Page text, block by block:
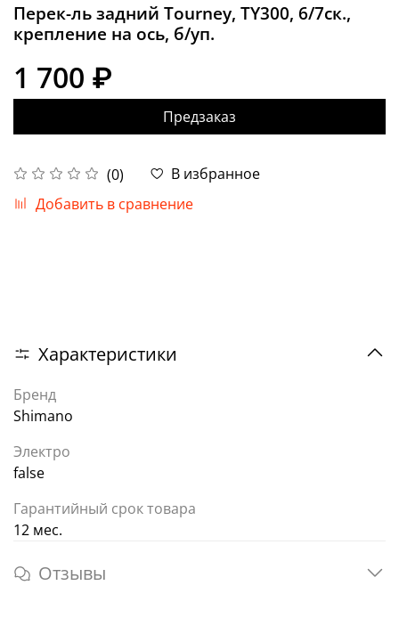
Перек-ль задний Tourney, TY300, 6/7ск.,
крепление на ось, б/уп.
(0)
В избранное
Добавить в сравнение
1 700 ₽
Предзаказ
Характеристики
Бренд
Shimano
Электро
false
Гарантийный срок товара
12 мес.
Отзывы